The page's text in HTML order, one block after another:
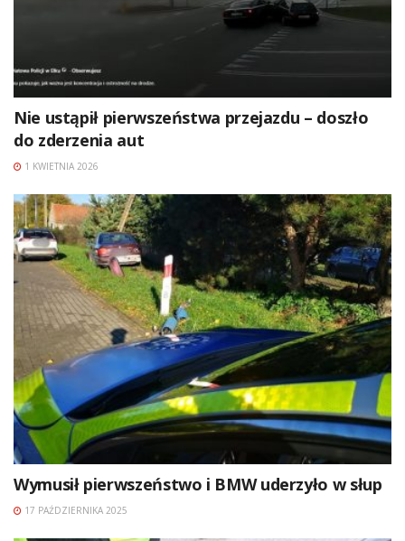
Nie ustąpił pierwszeństwa przejazdu – doszło
do zderzenia aut
1 KWIETNIA 2026
Wymusił pierwszeństwo i BMW uderzyło w słup
17 PAŹDZIERNIKA 2025